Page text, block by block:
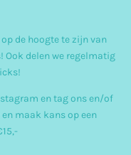
de hoogte te zijn van
Ook delen we regelmatig
en tag ons en/of
maak kans op een